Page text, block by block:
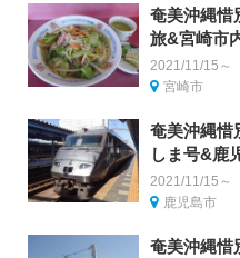
奄美沖縄惜
旅&宮崎市
2021/11/15～
宮崎市
奄美沖縄惜
しま号&鹿
2021/11/15～
鹿児島市
奄美沖縄惜